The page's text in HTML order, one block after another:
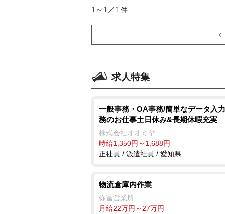
1～1／1 件
求人特集
一般事務・OA事務/簡単なデータ入
務のお仕事土日休み&長期休暇充実
株式会社オオミヤ
時給1,350円～1,688円
正社員 / 派遣社員 / 愛知県
物流倉庫内作業
弥冨営業所
月給22万円～27万円